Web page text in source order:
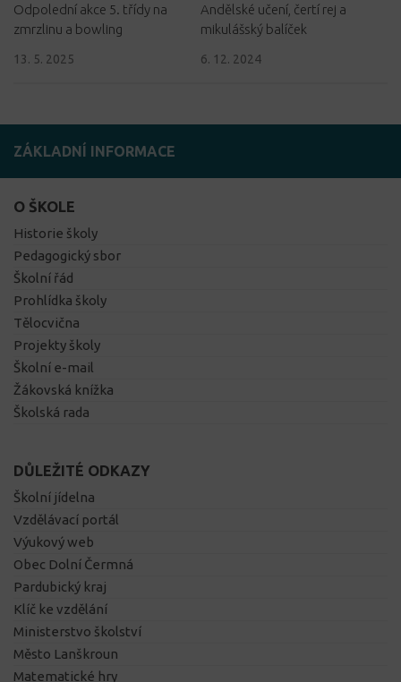
Odpolední akce 5. třídy na
zmrzlinu a bowling
13. 5. 2025
Andělské učení, čertí rej a
mikulášský balíček
6. 12. 2024
ZÁKLADNÍ INFORMACE
O ŠKOLE
Historie školy
Pedagogický sbor
Školní řád
Prohlídka školy
Tělocvična
Projekty školy
Školní e-mail
Žákovská knížka
Školská rada
DŮLEŽITÉ ODKAZY
Školní jídelna
Vzdělávací portál
Výukový web
Obec Dolní Čermná
Pardubický kraj
Klíč ke vzdělání
Ministerstvo školství
Město Lanškroun
Matematické hry